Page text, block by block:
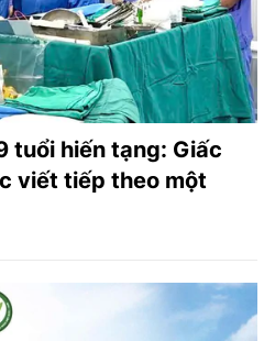
tuổi hiến tạng: Giấc
viết tiếp theo một